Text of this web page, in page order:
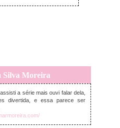
Silva Moreira
domingo, janeiro 10, 2021
a série mais ouvi falar dela,
divertida, e essa parece ser